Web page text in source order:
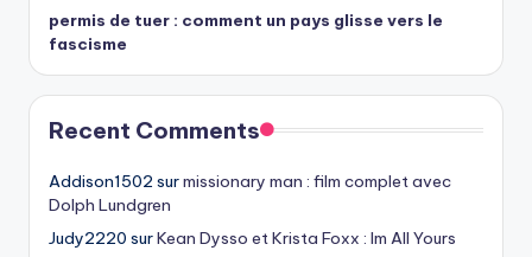
permis de tuer : comment un pays glisse vers le
fascisme
Recent Comments
Addison1502 surmissionary man : film complet avec
Dolph Lundgren
Judy2220 surKean Dysso et Krista Foxx : Im All Yours